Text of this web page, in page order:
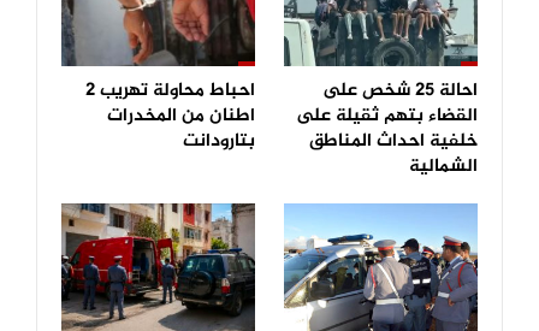
احالة 25 شخص على
القضاء بتهم ثقيلة على
خلفية احداث المناطق
الشمالية
احباط محاولة تهريب 2
اطنان من المخدرات
بتارودانت